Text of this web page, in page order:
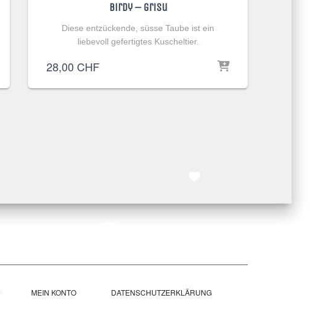
Birdy – grisu
Diese entzückende, süsse Taube ist ein
liebevoll gefertigtes Kuscheltier.
28,00 CHF
MEIN KONTO DATENSCHUTZERKLÄRUNG